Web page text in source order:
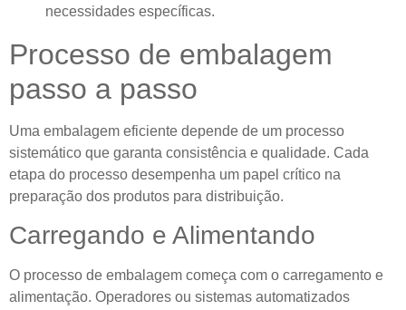
necessidades específicas.
Processo de embalagem
passo a passo
Uma embalagem eficiente depende de um processo
sistemático que garanta consistência e qualidade. Cada
etapa do processo desempenha um papel crítico na
preparação dos produtos para distribuição.
Carregando e Alimentando
O processo de embalagem começa com o carregamento e
alimentação. Operadores ou sistemas automatizados